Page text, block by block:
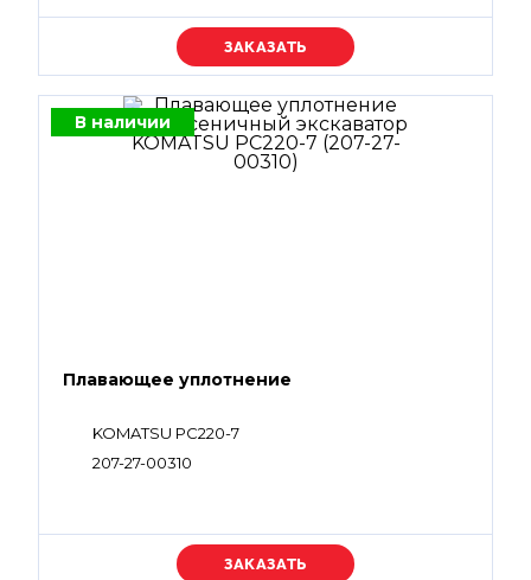
Уточняйте цену
В наличии
Плавающее уплотнение
KOMATSU PC220-7
207-27-00310
Уточняйте цену